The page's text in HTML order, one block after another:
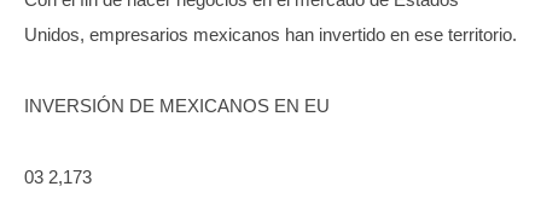
Unidos, empresarios mexicanos han invertido en ese territorio.
INVERSIÓN DE MEXICANOS EN EU
03 2,173